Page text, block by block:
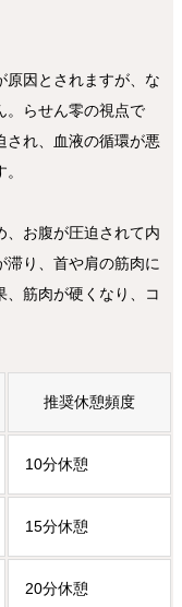
原因とされますが、な
。らせん零の視点で
され、血液の循環が悪
、お腹が圧迫されて内
滞り、首や肩の筋肉に
筋肉が硬くなり、コ
推奨休憩頻度
10分休憩
15分休憩
20分休憩